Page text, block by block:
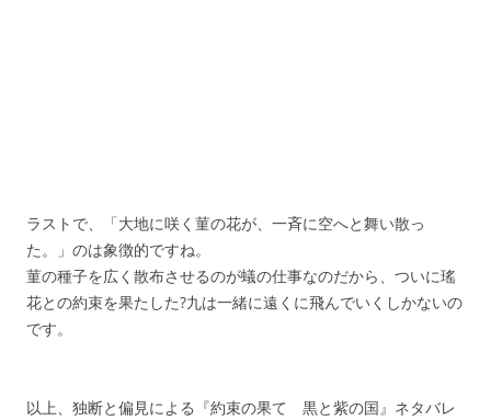
ラストで、「大地に咲く菫の花が、一斉に空へと舞い散っ
た。」のは象徴的ですね。
菫の種子を広く散布させるのが蟻の仕事なのだから、ついに瑤
花との約束を果たした?九は一緒に遠くに飛んでいくしかないの
です。
以上、独断と偏見による『約束の果て 黒と紫の国』ネタバレ